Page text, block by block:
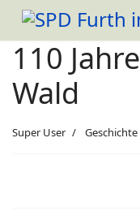
110
Wald
Super User Geschichte